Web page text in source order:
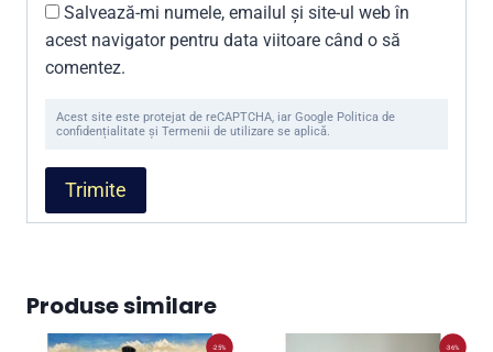
Salvează-mi numele, emailul și site-ul web în
acest navigator pentru data viitoare când o să
comentez.
Acest site este protejat de reCAPTCHA, iar Google Politica de
confidențialitate și Termenii de utilizare se aplică.
Produse similare
-25% -36%